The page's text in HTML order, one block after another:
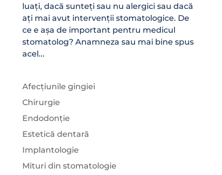
luați, dacă sunteți sau nu alergici sau dacă
ați mai avut intervenții stomatologice. De
ce e așa de important pentru medicul
stomatolog? Anamneza sau mai bine spus
acel...
Afecțiunile gingiei
Chirurgie
Endodonție
Estetică dentară
Implantologie
Mituri din stomatologie